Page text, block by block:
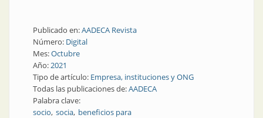
Publicado en:AADECA Revista
Número: Digital
Mes:Octubre
Año:2021
Tipo de artículo: Empresa, instituciones y ONG
Todas las publicaciones de:AADECA
Palabra clave:
socio socia beneficios para